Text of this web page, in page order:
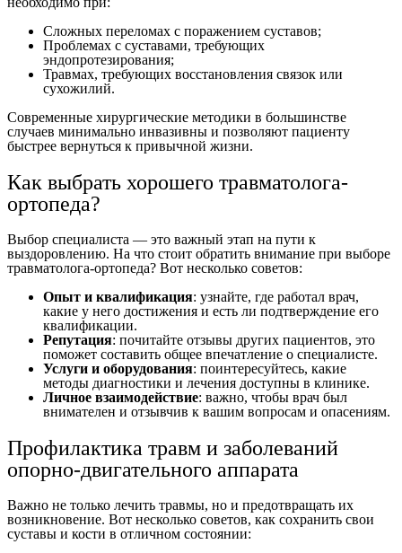
Сложных переломах с поражением суставов;
Проблемах с суставами, требующих
эндопротезирования;
Травмах, требующих восстановления связок или
сухожилий.
Современные хирургические методики в большинстве
случаев минимально инвазивны и позволяют пациенту
быстрее вернуться к привычной жизни.
Как выбрать хорошего травматолога-
ортопеда?
Выбор специалиста — это важный этап на пути к
выздоровлению. На что стоит обратить внимание при выборе
травматолога-ортопеда? Вот несколько советов:
Опыт и квалификация: узнайте, где работал врач,
какие у него достижения и есть ли подтверждение его
квалификации.
Репутация: почитайте отзывы других пациентов, это
поможет составить общее впечатление о специалисте.
Услуги и оборудования: поинтересуйтесь, какие
методы диагностики и лечения доступны в клинике.
Личное взаимодействие: важно, чтобы врач был
внимателен и отзывчив к вашим вопросам и опасениям.
Профилактика травм и заболеваний
опорно-двигательного аппарата
Важно не только лечить травмы, но и предотвращать их
возникновение. Вот несколько советов, как сохранить свои
суставы и кости в отличном состоянии: